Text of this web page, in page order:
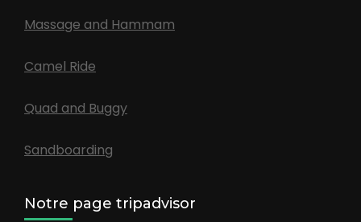
Massage and Hammam
Camel Ride
Quad and Buggy
Sandboarding
Notre page tripadvisor